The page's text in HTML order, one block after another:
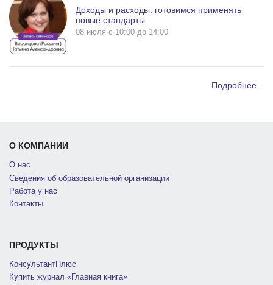
Доходы и расходы: готовимся применять
новые стандарты
08 июля c 10:00 до 14:00
Подробнее...
О КОМПАНИИ
О нас
Сведения об образовательной организации
Работа у нас
Контакты
ПРОДУКТЫ
КонсультантПлюс
Купить журнал «Главная книга»